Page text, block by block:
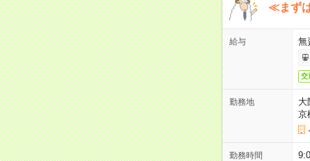
≪まず
給与 無
交
勤務地
大
京
勤務時間